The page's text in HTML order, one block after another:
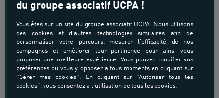
LES MÉTIERS DE L'ANIMATION ET
D'ENCADREMENT DE COLOS
du groupe associatif UCPA !
Vous êtes sur un site du groupe associatif UCPA. Nous utilisons
des cookies et d'autres technologies similaires afin de
personnaliser votre parcours, mesurer l'efficacité de nos
campagnes et améliorer leur pertinence pour ainsi vous
proposer une meilleure expérience. Vous pouvez modifier vos
préférences ou vous y opposer à tous moments en cliquant sur
"Gérer mes cookies". En cliquant sur "Autoriser tous les
cookies", vous consentez à l'utilisation de tous les cookies.